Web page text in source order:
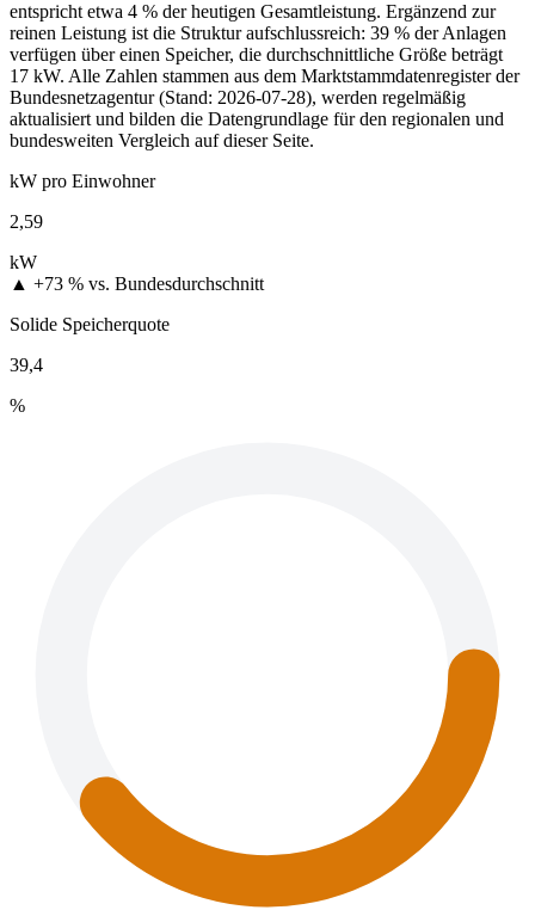
entspricht etwa 4 % der heutigen Gesamtleistung. Ergänzend zur
reinen Leistung ist die Struktur aufschlussreich: 39 % der Anlagen
verfügen über einen Speicher, die durchschnittliche Größe beträgt
17 kW. Alle Zahlen stammen aus dem Marktstammdatenregister der
Bundesnetzagentur (Stand: 2026-07-28), werden regelmäßig
aktualisiert und bilden die Datengrundlage für den regionalen und
bundesweiten Vergleich auf dieser Seite.
kW pro Einwohner
2,59
kW
▲ +73 % vs. Bundesdurchschnitt
Solide Speicherquote
39,4
%